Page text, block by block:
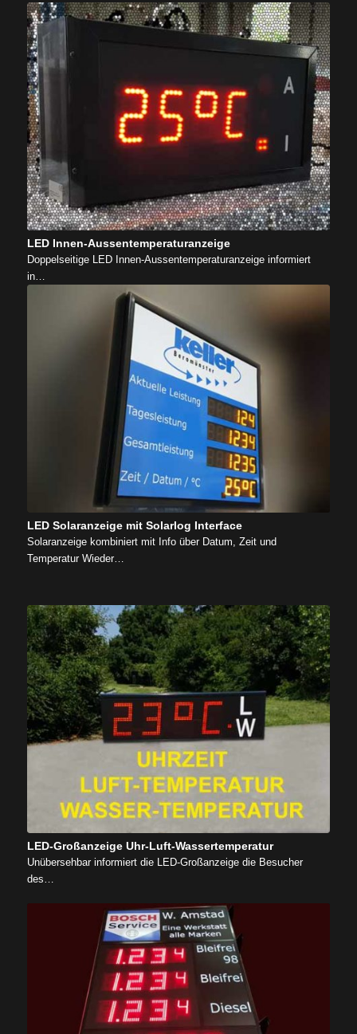
LED Innen-Aussentemperaturanzeige
Doppelseitige LED Innen-Aussentemperaturanzeige informiert
in…
LED Solaranzeige mit Solarlog Interface
Solaranzeige kombiniert mit Info über Datum, Zeit und
Temperatur Wieder…
LED-Großanzeige Uhr-Luft-Wassertemperatur
Unübersehbar informiert die LED-Großanzeige die Besucher
des…